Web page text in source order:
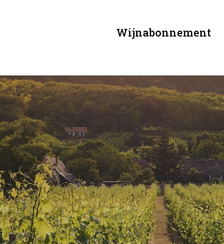
Wijnabonnement